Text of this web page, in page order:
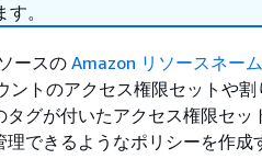
。
ースのAmazon リソースネー
ントのアクセス権限セットや割
グが付いたアクセス権限セッ
できるようなポリシーを作成